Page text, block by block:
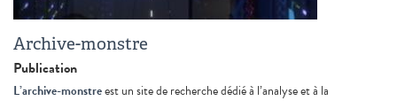
Archive-monstre
Publication
L’archive-monstreest un site de recherche dédié à l’analyse et à la